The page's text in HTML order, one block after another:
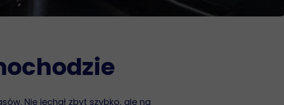
Nie jechał zbyt szybko, ale na